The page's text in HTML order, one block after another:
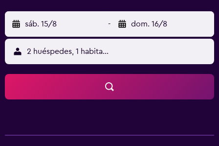
sáb. 15/8 - dom. 16/8
2 huéspedes, 1 habitación